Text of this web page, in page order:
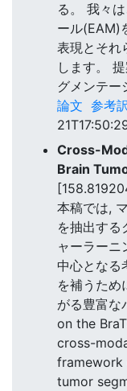
る。 我々
ール(EAM)
表現とそれ
します。
グメンテー
論文 参考
Cross-
Brain
本稿では,
を抽出する
ャーラーニ
中心となる
を補うため
がる豊富な
on the
cross-
tumor